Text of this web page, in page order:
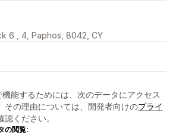
6 , 4, Paphos, 8042, CY
能するためには、次のデータにアクセス
その理由については、開発者向けのプライ
認ください。
の閲覧: